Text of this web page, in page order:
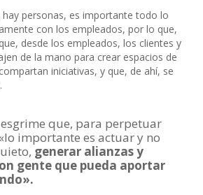
hay personas, es importante todo lo
con los empleados, por lo que,
desde los empleados, los clientes y
de la mano para crear espacios de
iniciativas, y que, de ahí, se
que, para perpetuar
importante es actuar y no
generar alianzas y
gente que pueda aportar